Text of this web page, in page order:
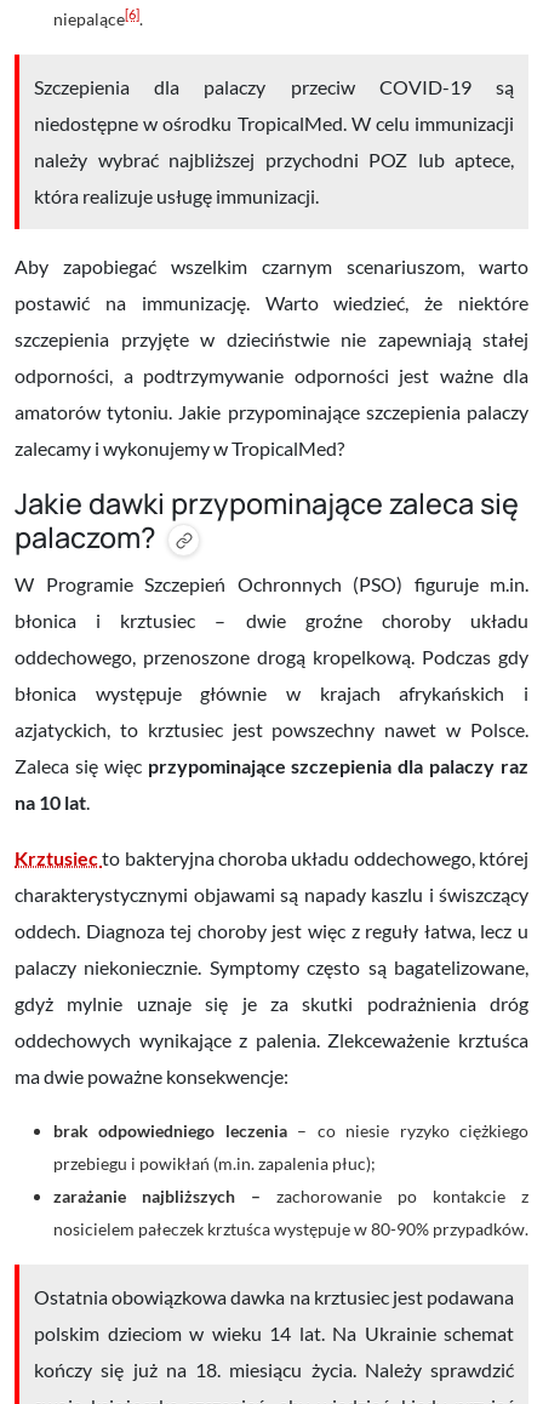
niepalące[6].
Szczepienia dla palaczy przeciw COVID-19 są
niedostępne w ośrodku TropicalMed. W celu immunizacji
należy wybrać najbliższej przychodni POZ lub aptece,
która realizuje usługę immunizacji.
Aby zapobiegać wszelkim czarnym scenariuszom, warto
postawić na immunizację. Warto wiedzieć, że niektóre
szczepienia przyjęte w dzieciństwie nie zapewniają stałej
odporności, a podtrzymywanie odporności jest ważne dla
amatorów tytoniu. Jakie przypominające szczepienia palaczy
zalecamy i wykonujemy w TropicalMed?
Jakie dawki przypominające zaleca się
palaczom?
W Programie Szczepień Ochronnych (PSO) figuruje m.in.
błonica i krztusiec – dwie groźne choroby układu
oddechowego, przenoszone drogą kropelkową. Podczas gdy
błonica występuje głównie w krajach afrykańskich i
azjatyckich, to krztusiec jest powszechny nawet w Polsce.
Zaleca się więc przypominające szczepienia dla palaczy raz
na 10 lat.
Krztusiecto bakteryjna choroba układu oddechowego, której
charakterystycznymi objawami są napady kaszlu i świszczący
oddech. Diagnoza tej choroby jest więc z reguły łatwa, lecz u
palaczy niekoniecznie. Symptomy często są bagatelizowane,
gdyż mylnie uznaje się je za skutki podrażnienia dróg
oddechowych wynikające z palenia. Zlekceważenie krztuśca
ma dwie poważne konsekwencje:
brak odpowiedniego leczenia – co niesie ryzyko ciężkiego
przebiegu i powikłań (m.in. zapalenia płuc);
zarażanie najbliższych – zachorowanie po kontakcie z
nosicielem pałeczek krztuśca występuje w 80-90% przypadków.
Ostatnia obowiązkowa dawka na krztusiec jest podawana
polskim dzieciom w wieku 14 lat. Na Ukrainie schemat
kończy się już na 18. miesiącu życia. Należy sprawdzić